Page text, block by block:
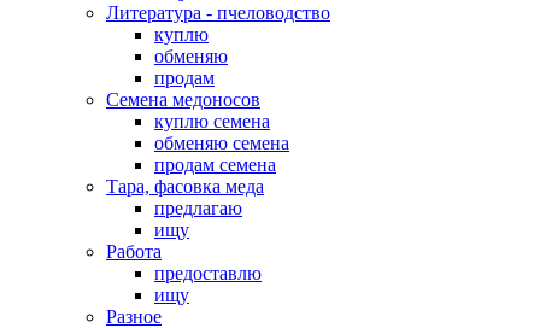
Литература - пчеловодство
куплю
обменяю
продам
Семена медоносов
куплю семена
обменяю семена
продам семена
Тара, фасовка меда
предлагаю
ищу
Работа
предоставлю
ищу
Разное